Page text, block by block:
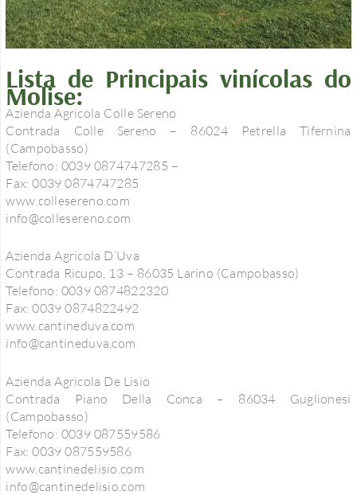
Lista de Principais vinícolas do
Molise:
Azienda Agricola Colle Sereno
Contrada Colle Sereno – 86024 Petrella Tifernina
(Campobasso)
Telefono: 0039 0874747285 –
Fax: 0039 0874747285
www.collesereno.com
info@collesereno.com
Azienda Agricola D’Uva
Contrada Ricupo, 13 – 86035 Larino (Campobasso)
Telefono: 0039 0874822320
Fax: 0039 0874822492
www.cantineduva.com
info@cantineduva.com
Azienda Agricola De Lisio
Contrada Piano Della Conca – 86034 Guglionesi
(Campobasso)
Telefono: 0039 087559586
Fax: 0039 087559586
www.cantinedelisio.com
info@cantinedelisio.com